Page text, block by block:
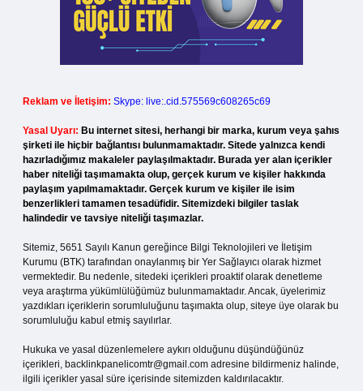
Reklam ve İletişim: Skype: live:.cid.575569c608265c69
Yasal Uyarı: Bu internet sitesi, herhangi bir marka, kurum veya şahıs
şirketi ile hiçbir bağlantısı bulunmamaktadır. Sitede yalnızca kendi
hazırladığımız makaleler paylaşılmaktadır. Burada yer alan içerikler
haber niteliği taşımamakta olup, gerçek kurum ve kişiler hakkında
paylaşım yapılmamaktadır. Gerçek kurum ve kişiler ile isim
benzerlikleri tamamen tesadüfidir. Sitemizdeki bilgiler taslak
halindedir ve tavsiye niteliği taşımazlar.
Sitemiz, 5651 Sayılı Kanun gereğince Bilgi Teknolojileri ve İletişim
Kurumu (BTK) tarafından onaylanmış bir Yer Sağlayıcı olarak hizmet
vermektedir. Bu nedenle, sitedeki içerikleri proaktif olarak denetleme
veya araştırma yükümlülüğümüz bulunmamaktadır. Ancak, üyelerimiz
yazdıkları içeriklerin sorumluluğunu taşımakta olup, siteye üye olarak bu
sorumluluğu kabul etmiş sayılırlar.
Hukuka ve yasal düzenlemelere aykırı olduğunu düşündüğünüz
içerikleri, backlinkpanelicomtr@gmail.com adresine bildirmeniz halinde,
ilgili içerikler yasal süre içerisinde sitemizden kaldırılacaktır.